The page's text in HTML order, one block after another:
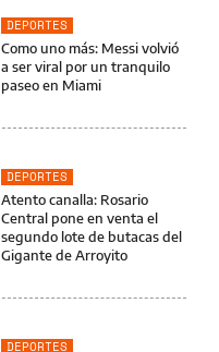
DEPORTES
Como uno más: Messi volvió
a ser viral por un tranquilo
paseo en Miami
DEPORTES
Atento canalla: Rosario
Central pone en venta el
segundo lote de butacas del
Gigante de Arroyito
DEPORTES